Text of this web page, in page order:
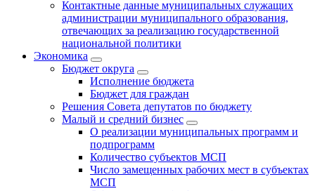
Контактные данные муниципальных служащих
администрации муниципального образования,
отвечающих за реализацию государственной
национальной политики
Экономика
Бюджет округa
Исполнение бюджета
Бюджет для граждан
Решения Совета депутатов по бюджету
Малый и средний бизнес
О реализации муниципальных программ и
подпрограмм
Количество субъектов МСП
Число замещенных рабочих мест в субъектах
МСП